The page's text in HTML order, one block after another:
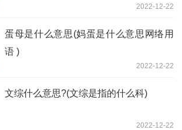
2022-12-22
蛋母是什么意思(妈蛋是什么意思网络用
语 )
2022-12-22
文综什么意思?(文综是指的什么科)
2022-12-22